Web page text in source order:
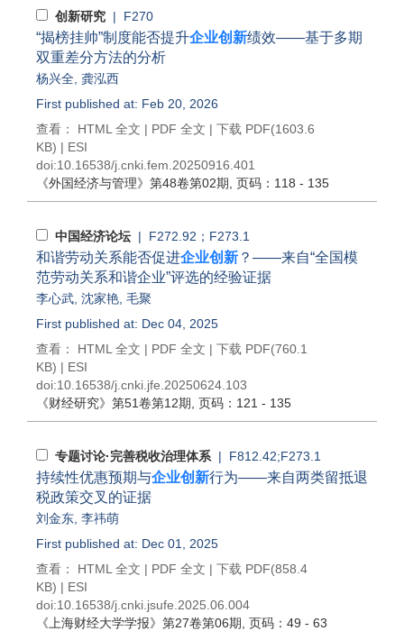
创新研究 | F270
“揭榜挂帅”制度能否提升企业创新绩效——基于多期
双重差分方法的分析
杨兴全 龚泓西
First published at: Feb 20, 2026
查看： HTML 全文 | PDF 全文 | 下载 PDF(1603.6
KB) | ESI
doi:10.16538/j.cnki.fem.20250916.401
《外国经济与管理》 第48卷第02期 , 页码：118 - 135
中国经济论坛 | F272.92；F273.1
和谐劳动关系能否促进企业创新 ？——来自“全国模
范劳动关系和谐企业”评选的经验证据
李心武 沈家艳 毛聚
First published at: Dec 04, 2025
查看： HTML 全文 | PDF 全文 | 下载 PDF(760.1
KB) | ESI
doi:10.16538/j.cnki.jfe.20250624.103
《财经研究》 第51卷第12期 , 页码：121 - 135
专题讨论·完善税收治理体系 | F812.42;F273.1
持续性优惠预期与企业创新行为——来自两类留抵退
税政策交叉的证据
刘金东 李祎萌
First published at: Dec 01, 2025
查看： HTML 全文 | PDF 全文 | 下载 PDF(858.4
KB) | ESI
doi:10.16538/j.cnki.jsufe.2025.06.004
《上海财经大学学报》 第27卷第06期 , 页码：49 - 63